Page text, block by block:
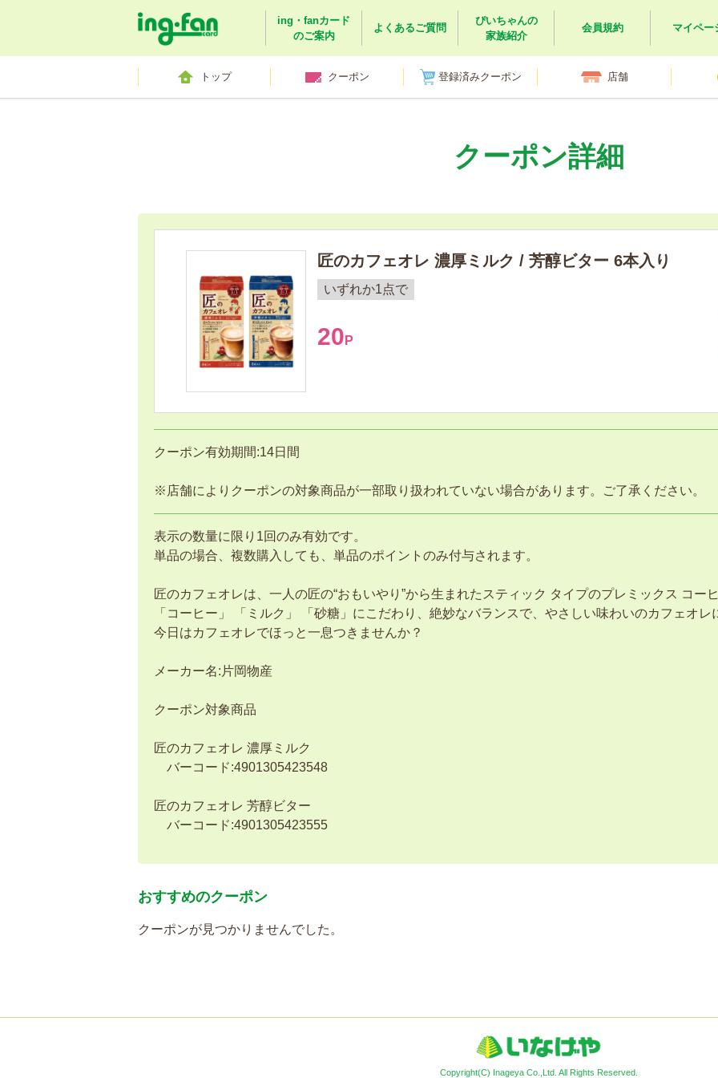
ing・fanカード
のご案内
よくあるご質問
ぴいちゃんの
家族紹介
会員規約 マイペー
トップ クーポン 登録済みクーポン 店舗
クーポン詳細
匠のカフェオレ 濃厚ミルク / 芳醇ビター 6本入り
いずれか1点で
20 P
クーポン有効期間:14日間
※店舗によりクーポンの対象商品が一部取り扱われていない場合があります。ご了承ください。
表示の数量に限り1回のみ有効です。
単品の場合、複数購入しても、単品のポイントのみ付与されます。
匠のカフェオレは、一人の匠の“おもいやり”から生まれたスティック タイプのプレミックス コーヒ
「コーヒー」 「ミルク」 「砂糖」にこだわり、絶妙なバランスで、やさしい味わいのカフェオレ
今日はカフェオレでほっと一息つきませんか？
メーカー名:片岡物産
クーポン対象商品
匠のカフェオレ 濃厚ミルク
バーコード:4901305423548
匠のカフェオレ 芳醇ビター
バーコード:4901305423555
おすすめのクーポン
クーポンが見つかりませんでした。
Copyright(C) Inageya Co.,Ltd. All Rights Reserved.